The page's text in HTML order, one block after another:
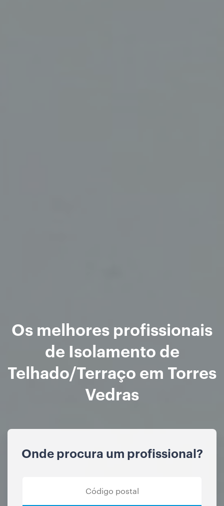
Os melhores profissionais
de Isolamento de
Telhado/Terraço em Torres
Vedras
Onde procura um profissional?